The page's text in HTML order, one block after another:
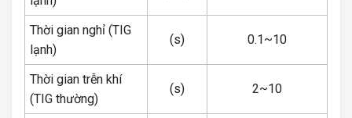
Thời gian nghỉ (TIG
lạnh)
(s) 0.1~10
Thời gian trễn khí
(TIG thường)
(s) 2~10